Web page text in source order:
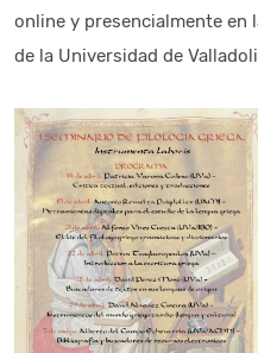
online y presencialmente
de la Universidad de